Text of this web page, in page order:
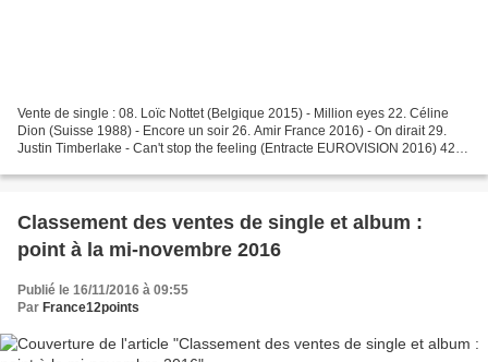
Vente de single : 08. Loïc Nottet (Belgique 2015) - Million eyes 22. Céline
Dion (Suisse 1988) - Encore un soir 26. Amir France 2016) - On dirait 29.
Justin Timberlake - Can't stop the feeling (Entracte EUROVISION 2016) 42.
Classement des ventes de single et album :
point à la mi-novembre 2016
Publié le 16/11/2016 à 09:55
Par France12points